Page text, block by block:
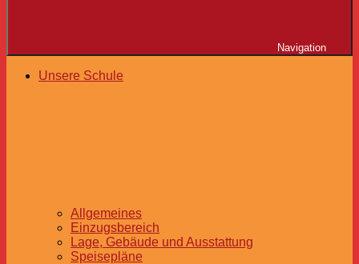
Navigation
Unsere Schule
Allgemeines
Einzugsbereich
Lage, Gebäude und Ausstattung
Speisepläne